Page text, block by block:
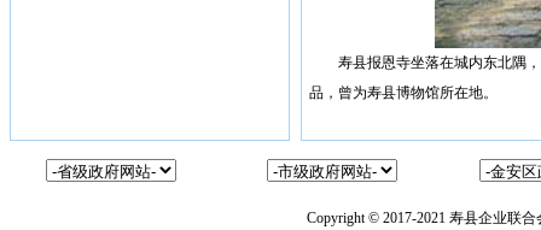
寿县报恩寺坐落在城内东北隅，
品，曾为寿县博物馆所在地。
Copyright © 2017-2021 寿县企业联